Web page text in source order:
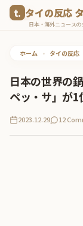
タイの反応
日本・海外ニュース
ホーム • タイの反応
日本の世界の
ペッ・サ」が1
2023.12.29 12